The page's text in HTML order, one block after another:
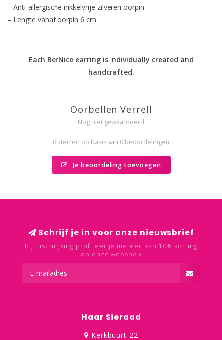
– Anti-allergische nikkelvrije zilveren oorpin
– Lengte vanaf oorpin 6 cm
Each BerNice earring is individually created and
handcrafted.
Oorbellen Verrell
Nog niet gewaardeerd
0 sterren op basis van 0 beoordelingen
Je beoordeling toevoegen
Schrijf je in voor onze nieuwsbrief
Bij inschrijving profiteer je meteen van 10% korting
op onze webshop
Haar Sieraad
Kerkbuurt 22